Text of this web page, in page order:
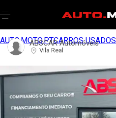
AUTO.MOTO.PTCARROS USADOS
ABSCAR Automóveis
Vila Real